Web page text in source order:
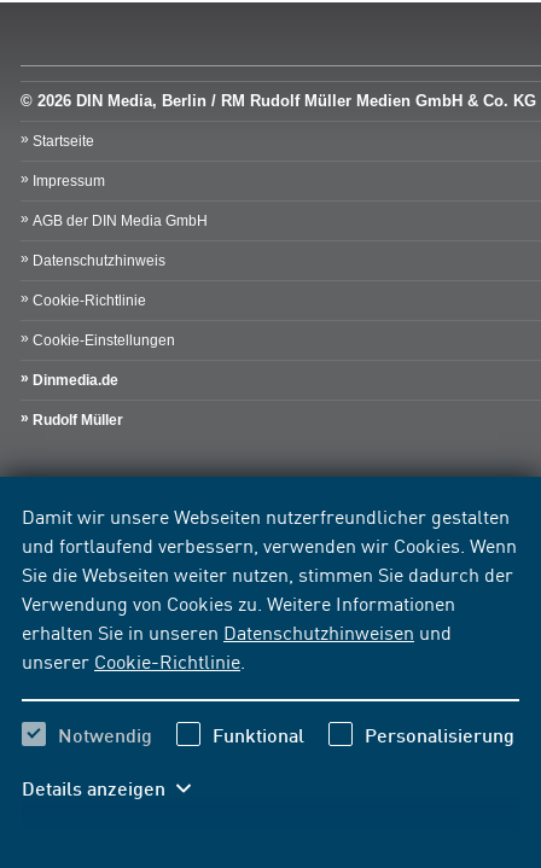
Damit wir unsere Webseiten nutzerfreundlicher gestalten
und fortlaufend verbessern, verwenden wir Cookies. Wenn
Sie die Webseiten weiter nutzen, stimmen Sie dadurch der
Verwendung von Cookies zu. Weitere Informationen
erhalten Sie in unseren Datenschutzhinweisen und
unserer Cookie-Richtlinie
Notwendig Funktional Personalisierung
Details anzeigen
© 2026 DIN Media, Berlin / RM Rudolf Müller Medien GmbH & Co. KG
Startseite
Impressum
AGB der DIN Media GmbH
Datenschutzhinweis
Cookie-Richtlinie
Cookie-Einstellungen
Dinmedia.de
Rudolf Müller